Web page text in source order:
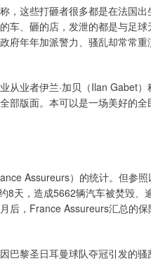
，这些打砸者很多都是在法国
、砸的店，发泄的都是与足球
府年年加派警力、骚乱却常常
从业者伊兰·加贝（Ilan Gabet
部版面。本可以是一场美好的
Assureurs）的统计。但参
天，造成5662辆汽车被焚毁、
后，France Assureurs汇总的
黎圣日耳曼球队夺冠引发的骚